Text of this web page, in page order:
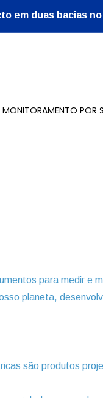
em duas bacias no
MONITORAMENTO POR
para medir e
planeta,
são produtos